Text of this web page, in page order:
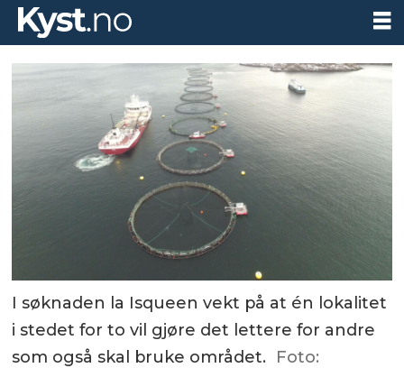
I søknaden la Isqueen vekt på at én lokalitet
i stedet for to vil gjøre det lettere for andre
som også skal bruke området. Foto: